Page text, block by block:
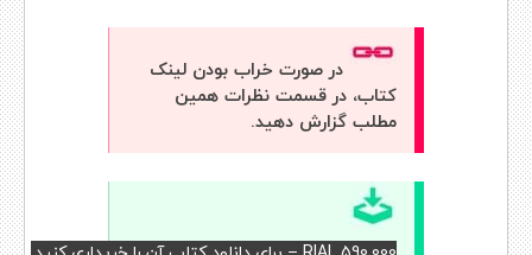
در صورت خراب بودن لینک
کتاب، در قسمت نظرات همین
مطلب گزارش دهید.